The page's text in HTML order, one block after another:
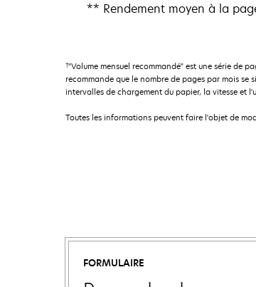
** Rendement moyen à la
†"Volume mensuel recommandé" est une série de
recommande que le nombre de pages par mois
intervalles de chargement du papier, la vitesse et
Toutes les informations peuvent faire l'objet de
FORMULAIRE